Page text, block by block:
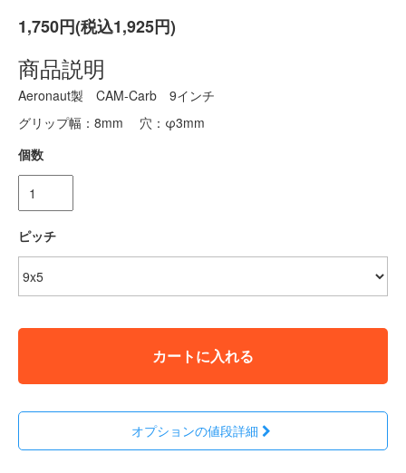
1,750円(税込1,925円)
商品説明
Aeronaut製 CAM-Carb 9インチ
グリップ幅：8mm 穴：φ3mm
個数
ピッチ
カートに入れる
オプションの値段詳細